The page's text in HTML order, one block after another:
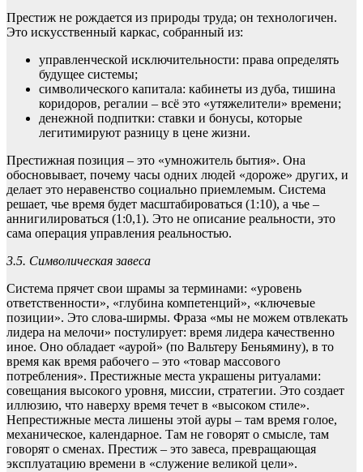
Престиж не рождается из природы труда; он технологичен.
Это искусственный каркас, собранный из:
управленческой исключительности: права определять
будущее системы;
символического капитала: кабинеты из дуба, тишина
коридоров, регалии – всё это «утяжелители» времени;
денежной подпитки: ставки и бонусы, которые
легитимируют разницу в цене жизни.
Престижная позиция – это «умножитель бытия». Она
обосновывает, почему часы одних людей «дороже» других, и
делает это неравенство социально приемлемым. Система
решает, чье время будет масштабироваться (1:10), а чье –
аннигилироваться (1:0,1). Это не описание реальности, это
сама операция управления реальностью.
3.5. Символическая завеса
Система прячет свои шрамы за терминами: «уровень
ответственности», «глубина компетенций», «ключевые
позиции». Это слова-ширмы. Фраза «мы не можем отвлекать
лидера на мелочи» постулирует: время лидера качественно
иное. Оно обладает «аурой» (по Вальтеру Беньямину), в то
время как время рабочего – это «товар массового
потребления». Престижные места украшены ритуалами:
совещания высокого уровня, миссии, стратегии. Это создает
иллюзию, что наверху время течет в «высоком стиле».
Непрестижные места лишены этой ауры – там время голое,
механическое, календарное. Там не говорят о смысле, там
говорят о сменах. Престиж – это завеса, превращающая
эксплуатацию времени в «служение великой цели».